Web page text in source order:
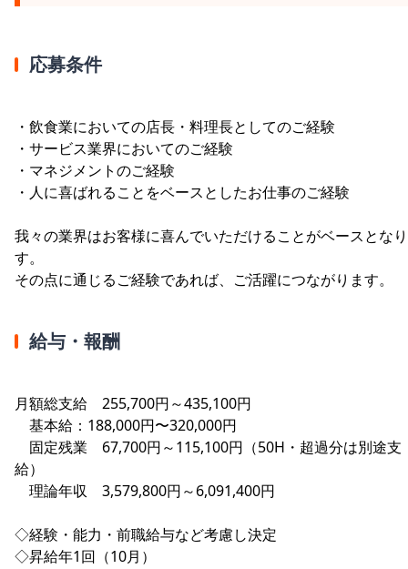
応募条件
・飲食業においての店長・料理長としてのご経験
・サービス業界においてのご経験
・マネジメントのご経験
・人に喜ばれることをベースとしたお仕事のご経験
我々の業界はお客様に喜んでいただけることがベースとな
す。
その点に通じるご経験であれば、ご活躍につながります。
給与・報酬
月額総支給 255,700円～435,100円
基本給：188,000円〜320,000円
固定残業 67,700円～115,100円（50H・超過分は別途支
給）
理論年収 3,579,800円～6,091,400円
◇経験・能力・前職給与など考慮し決定
◇昇給年1回（10月）